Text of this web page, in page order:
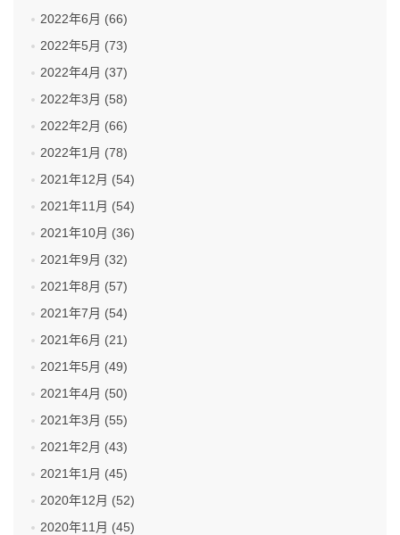
2022年6月 (66)
2022年5月 (73)
2022年4月 (37)
2022年3月 (58)
2022年2月 (66)
2022年1月 (78)
2021年12月 (54)
2021年11月 (54)
2021年10月 (36)
2021年9月 (32)
2021年8月 (57)
2021年7月 (54)
2021年6月 (21)
2021年5月 (49)
2021年4月 (50)
2021年3月 (55)
2021年2月 (43)
2021年1月 (45)
2020年12月 (52)
2020年11月 (45)